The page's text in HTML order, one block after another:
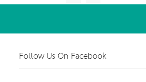
Follow Us On Facebook